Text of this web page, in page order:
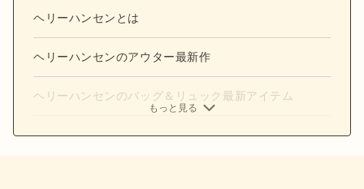
ヘリーハンセンとは
ヘリーハンセンのアウター最新作
ヘリーハンセンのバッグ＆リュック最新アイテム
もっと見る